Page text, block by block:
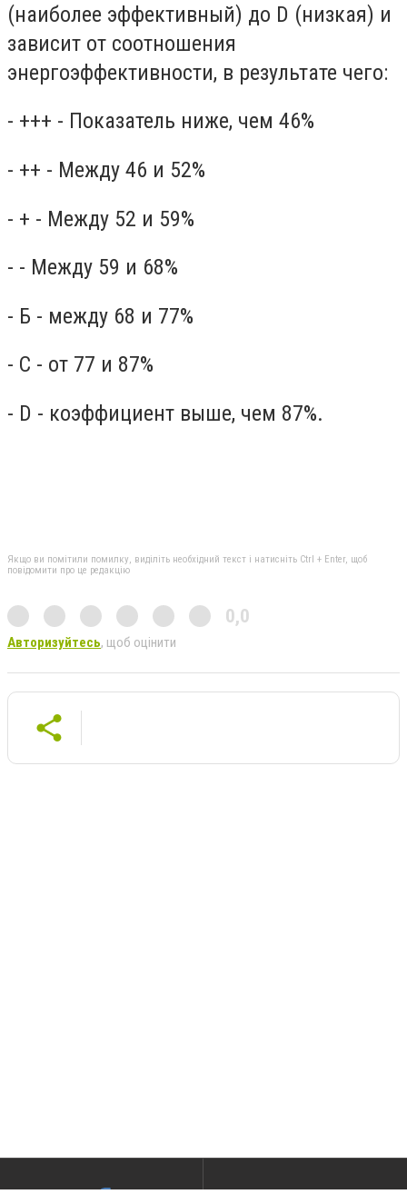
(наиболее эффективный) до D (низкая) и
зависит от соотношения
энергоэффективности, в результате чего:
- +++ - Показатель ниже, чем 46%
- ++ - Между 46 и 52%
- + - Между 52 и 59%
- - Между 59 и 68%
- Б - между 68 и 77%
- С - от 77 и 87%
- D - коэффициент выше, чем 87%.
Якщо ви помітили помилку, виділіть необхідний текст і натисніть Ctrl + Enter, щоб
повідомити про це редакцію
0,0
Авторизуйтесь, щоб оцінити